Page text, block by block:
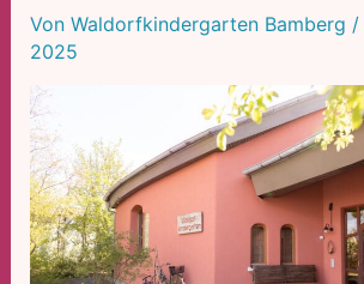
Von Waldorfkindergarten Bamberg /
2025
Vorheriges